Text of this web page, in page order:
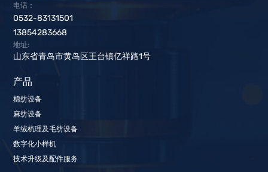
电话：
0532-83131501
13854283668
地址:
山东省青岛市黄岛区王台镇亿祥路1号
产品
棉纺设备
麻纺设备
羊绒梳理及毛纺设备
数字化小样机
技术升级及配件服务